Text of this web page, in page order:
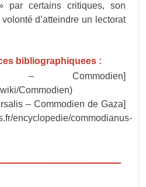
par certains critiques, son
d’atteindre un lectorat
bibliographiquees :
– Commodien]
Commodien)
– Commodien de Gaza]
encyclopedie/commodianus-